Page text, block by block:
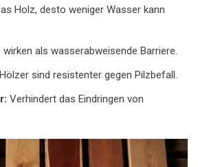
Holz, desto weniger Wasser kann
wirken als wasserabweisende Barriere.
sind resistenter gegen Pilzbefall.
Verhindert das Eindringen von